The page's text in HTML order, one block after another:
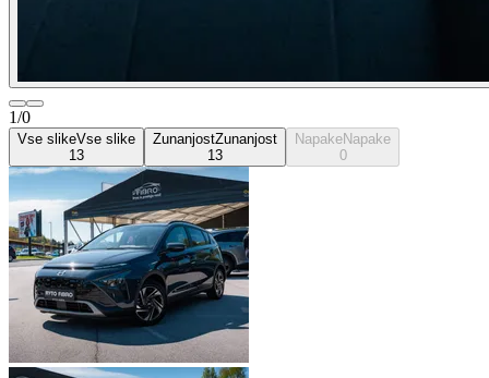
1/0
Vse slikeVse slike
13
ZunanjostZunanjost
13
NapakeNapake
0